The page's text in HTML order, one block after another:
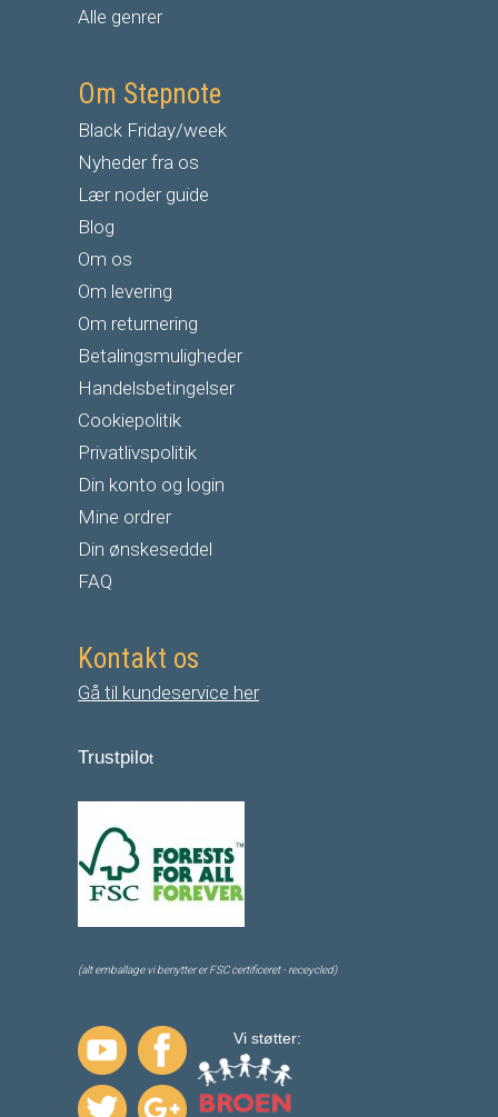
Alle genrer
Om Stepnote
Black Friday/week
Nyheder fra os
Lær noder guide
Blog
Om os
Om levering
Om returnering
Betalingsmuligheder
Handelsbetingelser
Cookiepolitik
Privatlivspolitik
Din konto og login
Mine ordrer
Din ønskeseddel
FAQ
Kontakt os
Gå til kundeservice her
Trustpilot
(alt emballage vi benytter er FSC certificeret - receycled)
Vi støtter: